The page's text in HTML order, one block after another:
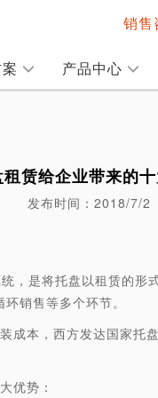
销
产品中心
赁给企业带来的
发布时间：2018/7/2
是将托盘以租赁的形
销售等多个环节。
本，西方发达国家托
优势：